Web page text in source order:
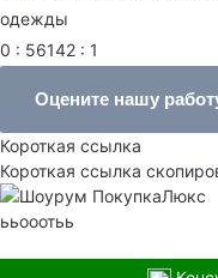
одежды
0 : 56142 : 1
Оцените нашу
Короткая ссылка
Короткая ссылка
ььооотьь